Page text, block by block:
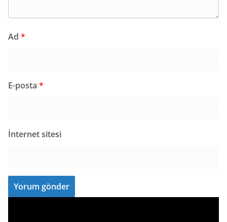
Ad *
E-posta *
İnternet sitesi